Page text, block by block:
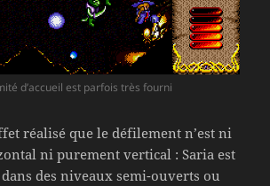
d’accueil est parfois très fourni
réalisé que le défilement n’est ni
ni purement vertical : Saria est
des niveaux semi-ouverts ou